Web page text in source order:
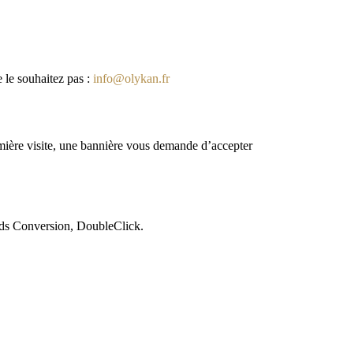
le souhaitez pas : info@olykan.fr
visite, une bannière vous demande d’accepter
Conversion, DoubleClick.